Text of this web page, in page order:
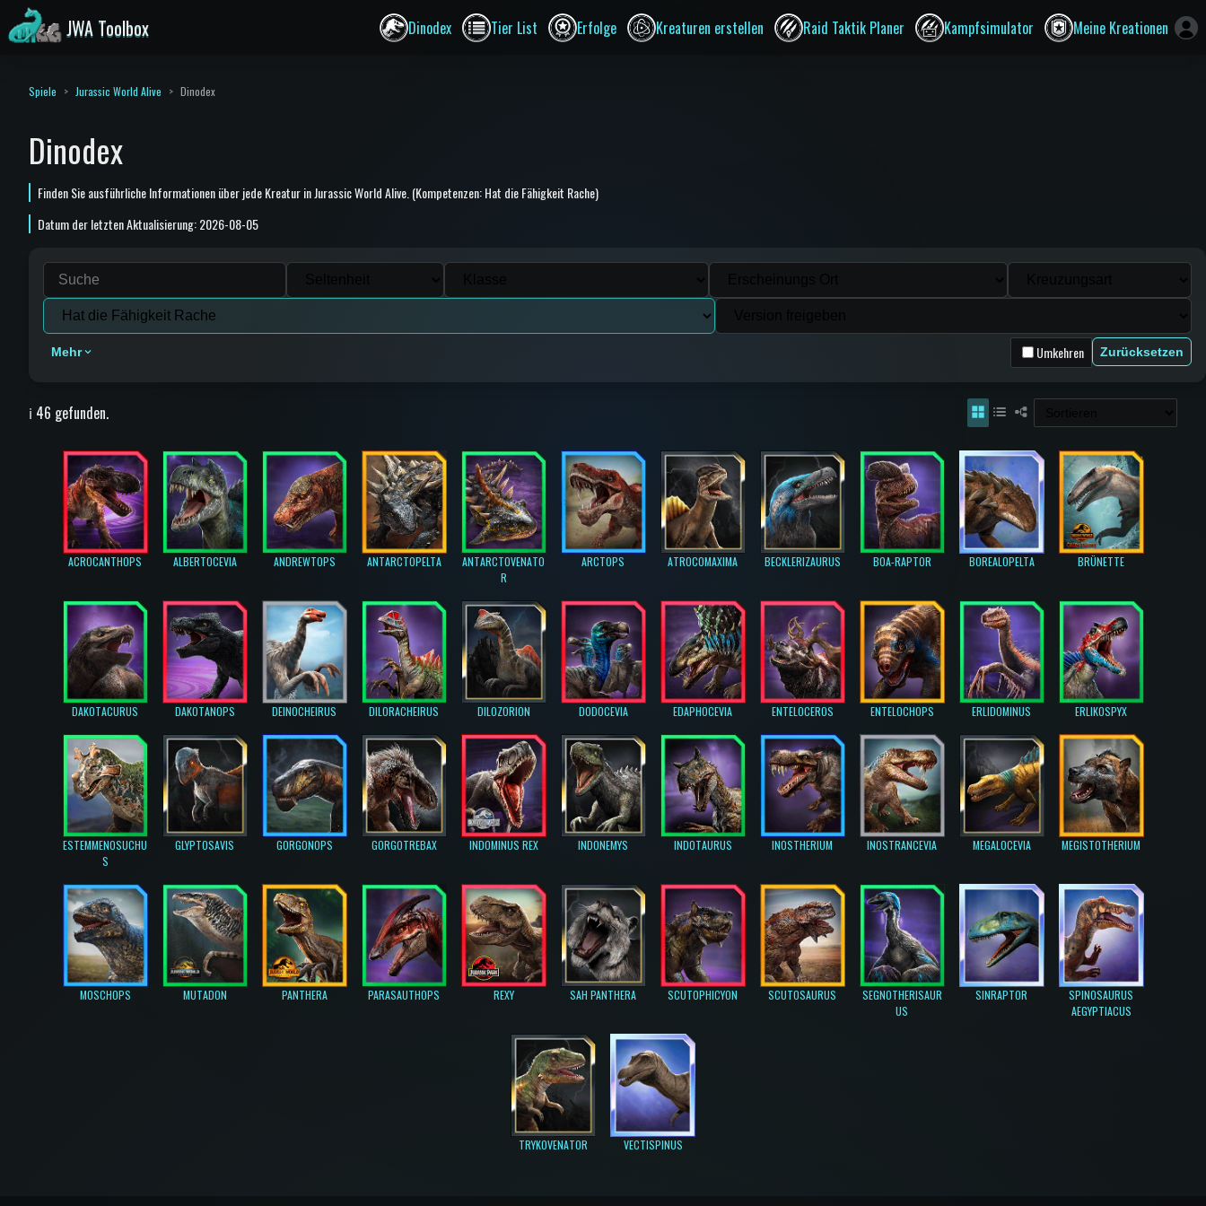
JWA Toolbox Dinodex Tier List Erfolge Kreaturen erstellen Raid Taktik Planer Kampfsimulator Meine Kreationen
Spiele Jurassic World Alive Dinodex
Dinodex
Finden Sie ausführliche Informationen über jede Kreatur in Jurassic World Alive. (Kompetenzen: Hat die Fähigkeit Rache)
Datum der letzten Aktualisierung: 2026-08-05
Mehr Umkehren Zurücksetzen
ℹ️ 46 gefunden.
ACROCANTHOPS ALBERTOCEVIA ANDREWTOPS ANTARCTOPELTA
ANTARCTOVENATO
R
ARCTOPS ATROCOMAXIMA BECKLERIZAURUS BOA-RAPTOR BOREALOPELTA BRÜNETTE
DAKOTACURUS DAKOTANOPS DEINOCHEIRUS DILORACHEIRUS DILOZORION DODOCEVIA EDAPHOCEVIA ENTELOCEROS ENTELOCHOPS ERLIDOMINUS ERLIKOSPYX
ESTEMMENOSUCHU
S
GLYPTOSAVIS GORGONOPS GORGOTREBAX INDOMINUS REX INDONEMYS INDOTAURUS INOSTHERIUM INOSTRANCEVIA MEGALOCEVIA MEGISTOTHERIUM
MOSCHOPS MUTADON PANTHERA PARASAUTHOPS REXY SAH PANTHERA SCUTOPHICYON SCUTOSAURUS
SEGNOTHERISAUR
US
SINRAPTOR
SPINOSAURUS
AEGYPTIACUS
TRYKOVENATOR VECTISPINUS